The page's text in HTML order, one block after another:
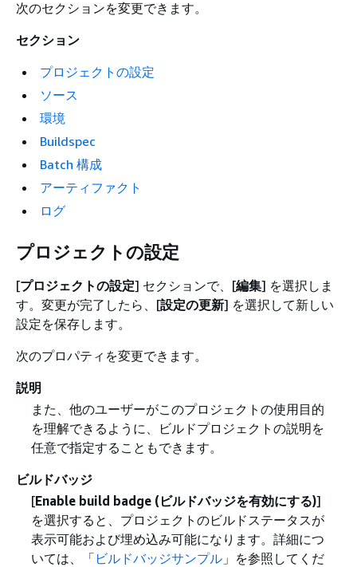
次のセクションを変更できます。
セクション
プロジェクトの設定
ソース
環境
Buildspec
Batch 構成
アーティファクト
ログ
プロジェクトの設定
[プロジェクトの設定] セクションで、[編集] を選択しま
す。変更が完了したら、[設定の更新] を選択して新しい
設定を保存します。
次のプロパティを変更できます。
説明
また、他のユーザーがこのプロジェクトの使用目的
を理解できるように、ビルドプロジェクトの説明を
任意で指定することもできます。
ビルドバッジ
[Enable build badge (ビルドバッジを有効にする)]
を選択すると、プロジェクトのビルドステータスが
表示可能および埋め込み可能になります。詳細につ
いては、「 ビルドバッジサンプル」を参照してくだ